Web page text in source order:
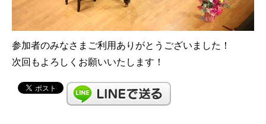
参加者のみなさまご利用ありがとうございました！
次回もよろしくお願いいたします！